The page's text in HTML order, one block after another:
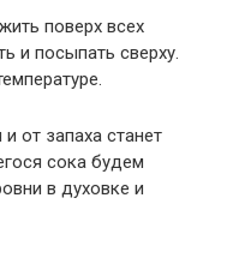
поверх всех
и посыпать сверху.
от запаха станет
сока будем
в духовке и